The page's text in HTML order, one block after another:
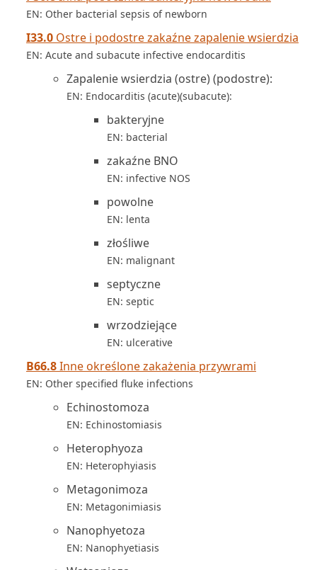
EN: Other bacterial sepsis of newborn
I33.0 Ostre i podostre zakaźne zapalenie wsierdzia
EN: Acute and subacute infective endocarditis
Zapalenie wsierdzia (ostre) (podostre):
EN: Endocarditis (acute)(subacute):
bakteryjne
EN: bacterial
zakaźne BNO
EN: infective NOS
powolne
EN: lenta
złośliwe
EN: malignant
septyczne
EN: septic
wrzodziejące
EN: ulcerative
B66.8Inne określone zakażenia przywrami
EN: Other specified fluke infections
Echinostomoza
EN: Echinostomiasis
Heterophyoza
EN: Heterophyiasis
Metagonimoza
EN: Metagonimiasis
Nanophyetoza
EN: Nanophyetiasis